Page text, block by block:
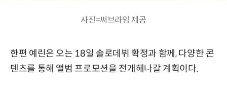
사진=써브라임 제공
한편 예린은 오는 18일 솔로데뷔 확정과 함께, 다양한 콘
텐츠를 통해 앨범 프로모션을 전개해나갈 계획이다.